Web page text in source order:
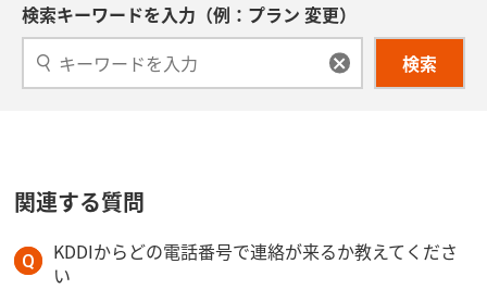
検索キーワードを入力（例：プラン 変更）
検索
関連する質問
KDDIからどの電話番号で連絡が来るか教えてくださ
い